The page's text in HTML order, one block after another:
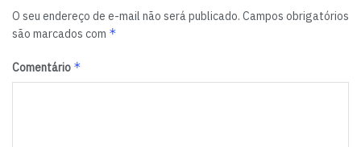
O seu endereço de e-mail não será publicado. Campos obrigatórios
são marcados com *
Comentário *